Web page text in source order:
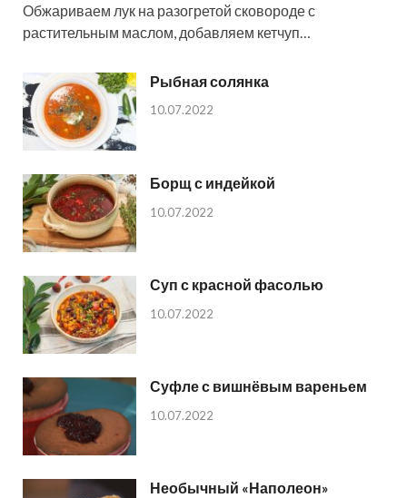
Обжариваем лук на разогретой сковороде с
растительным маслом, добавляем кетчуп…
Рыбная солянка
10.07.2022
Борщ с индейкой
10.07.2022
Суп с красной фасолью
10.07.2022
Суфле с вишнёвым вареньем
10.07.2022
Необычный «Наполеон»